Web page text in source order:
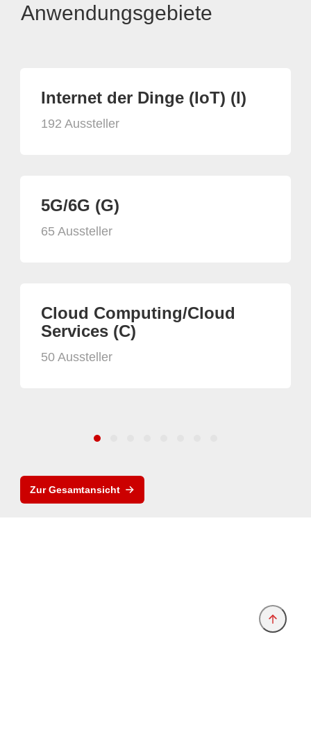
Anwendungsgebiete
Internet der Dinge (IoT) (I)
192 Aussteller
5G/6G (G)
65 Aussteller
Cloud Computing/Cloud
Services (C)
50 Aussteller
Zur Gesamtansicht